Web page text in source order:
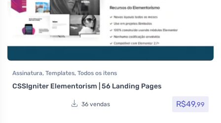
Assinatura, Templates, Todos os itens
CSSIgniter Elementorism | 56 Landing Pages
36 vendas R$49,99